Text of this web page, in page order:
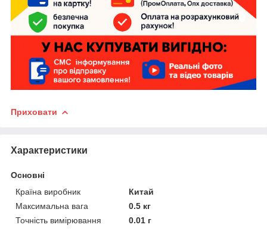
Приховати
Характеристики
Основні
Країна виробник
Китай
Максимальна вага
0.5 кг
Точність вимірювання
0.01 г